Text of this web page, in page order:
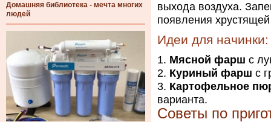
Домашняя библиотека - мечта многих
людей
выхода воздуха.
появления хрустящей
Идеи для начинки:
Мясной фарш с
Куриный фарш с
Картофельное
варианта.
Советы по